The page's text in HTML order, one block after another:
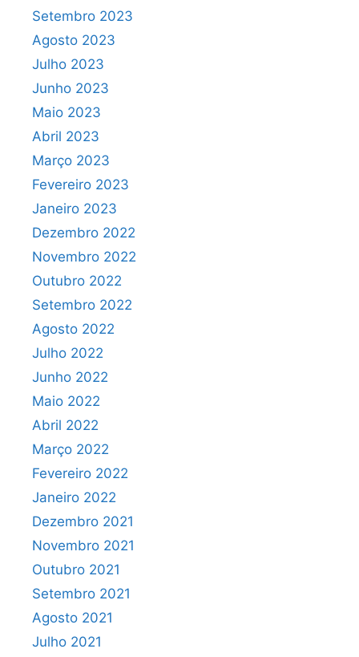
Setembro 2023
Agosto 2023
Julho 2023
Junho 2023
Maio 2023
Abril 2023
Março 2023
Fevereiro 2023
Janeiro 2023
Dezembro 2022
Novembro 2022
Outubro 2022
Setembro 2022
Agosto 2022
Julho 2022
Junho 2022
Maio 2022
Abril 2022
Março 2022
Fevereiro 2022
Janeiro 2022
Dezembro 2021
Novembro 2021
Outubro 2021
Setembro 2021
Agosto 2021
Julho 2021